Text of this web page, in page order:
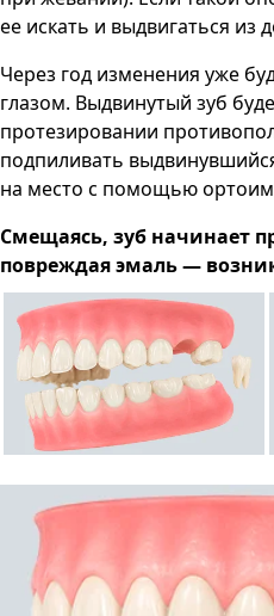
ее искать и выдвигаться из
Через год изменения уже
глазом. Выдвинутый зуб
протезировании
подпиливать
на место с помощью
Смещаясь, зуб начинает
повреждая эмаль —